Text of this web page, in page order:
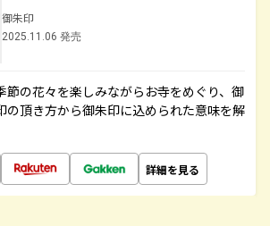
御朱印
2025.11.06 発売
節の花々を楽しみながらお寺をめぐり、御
の頂き方から御朱印に込められた意味を解
詳細を見る